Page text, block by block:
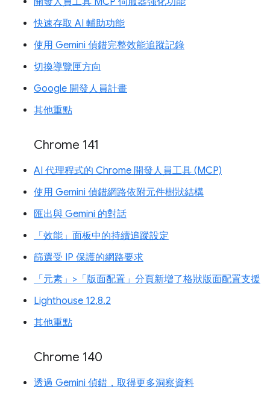
快速存取 AI 輔助功能
使用 Gemini 偵錯完整效能追蹤記錄
切換導覽匣方向
Google 開發人員計畫
其他重點
Chrome 141
AI 代理程式的 Chrome 開發人員工具 (MCP)
使用 Gemini 偵錯網路依附元件樹狀結構
匯出與 Gemini 的對話
「效能」面板中的持續追蹤設定
篩選受 IP 保護的網路要求
「元素」>「版面配置」分頁新增了格狀版面配置支援
Lighthouse 12.8.2
其他重點
Chrome 140
透過 Gemini 偵錯，取得更多洞察資料